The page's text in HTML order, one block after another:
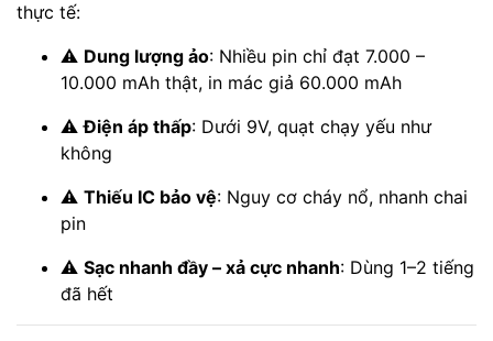
thực tế:
⚠️ Dung lượng ảo: Nhiều pin chỉ đạt 7.000 –
10.000 mAh thật, in mác giả 60.000 mAh
⚠️Điện áp thấp: Dưới 9V, quạt chạy yếu như
không
⚠️ Thiếu IC bảo vệ: Nguy cơ cháy nổ, nhanh chai
pin
⚠️ Sạc nhanh đầy – xả cực nhanh: Dùng 1–2 tiếng
đã hết